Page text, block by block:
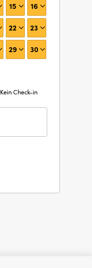
15 16
22 23
29 30
Kein Check-in